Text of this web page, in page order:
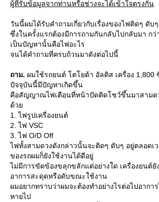
ผู้ที่รับข้อมูลจากท่านหรือช่างจะได้เข้าใจตรงกัน
วันนี้ผมได้รับคำถามเกี่ยวกับเรื่องของไฟติดๆ ดับ
ซึ่งในครั้งแรกต้องมีการถามกันกลับไปกลับมา กว่
เป็นปัญหานั้นคือไฟอะไร
จนได้คำถามที่ครบถ้วนมาดังต่อไปนี้
ถาม. ผมใช้รถยนต์ โตโยต้า อัลติส เครื่อง 1,800
ปัจจุบันนี้มีปัญหาเกิดขึ้น
คือสัญญาณไฟเตือนที่หน้าปัดติดโชว์ขึ้นมาสามด
ด้ว
1. ไฟรูปเครื่องยนต์
2. ไฟ VSC
3. ไฟ O/D Off
ไฟทั้งสามดวงดังกล่าวนั้นจะติดๆ ดับๆ อยู่ตลอดเ
ของรถผมก็ยังใช้งานได้ดีอยู่
ไม่มีการขัดข้องขลุกขลักแต่อย่างใด เครื่องยนต์ยั
อาการสะดุดหรือดับขณะใช้งาน
ผมอยากทราบว่าผมจะต้องทำอย่างไรต่อไปอากา
หายไป